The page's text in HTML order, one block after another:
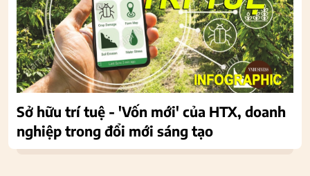
Sở hữu trí tuệ - 'Vốn mới' của HTX, doanh
nghiệp trong đổi mới sáng tạo